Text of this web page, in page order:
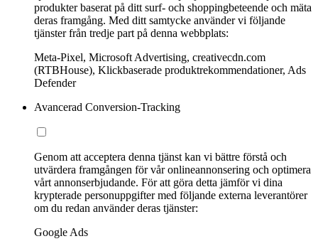
produkter baserat på ditt surf- och shoppingbeteende och mäta
deras framgång. Med ditt samtycke använder vi följande
tjänster från tredje part på denna webbplats:
Meta-Pixel, Microsoft Advertising, creativecdn.com
(RTBHouse), Klickbaserade produktrekommendationer, Ads
Defender
Avancerad Conversion-Tracking
Genom att acceptera denna tjänst kan vi bättre förstå och
utvärdera framgången för vår onlineannonsering och optimera
vårt annonserbjudande. För att göra detta jämför vi dina
krypterade personuppgifter med följande externa leverantörer
om du redan använder deras tjänster:
Google Ads